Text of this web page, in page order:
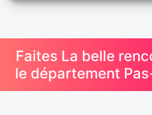
Faites La belle
le département